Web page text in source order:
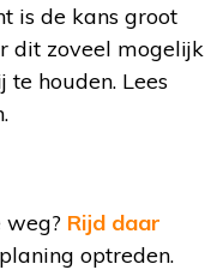
is de kans groot
dit zoveel mogelijk
houden. Lees
weg? Rijd daar
optreden.